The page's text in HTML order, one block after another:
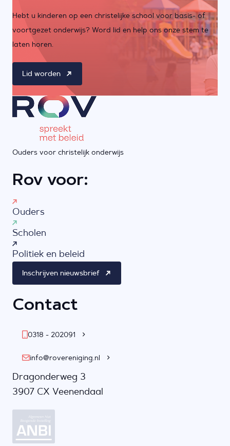
Hebt u kinderen op een christelijke school voor basis- of
voortgezet onderwijs? Word lid en help ons onze stem te
laten horen.
Lid worden
Ouders voor christelijk onderwijs
Rov voor:
Ouders
Scholen
Politiek en beleid
Inschrijven nieuwsbrief
Contact
0318 - 202091
info@rovereniging.nl
Dragonderweg 3
3907 CX Veenendaal